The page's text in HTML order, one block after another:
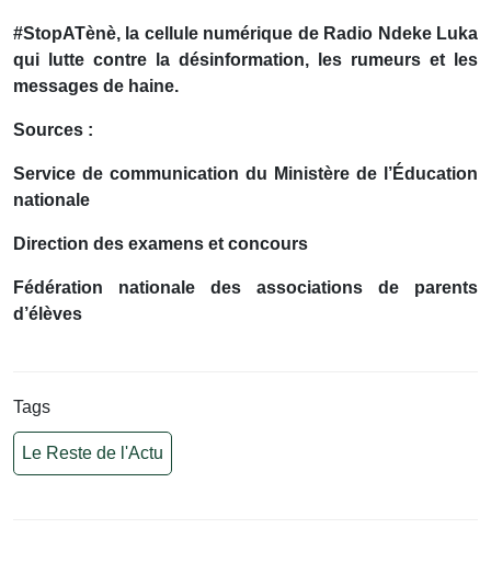
#StopATènè, la cellule numérique de Radio Ndeke Luka
qui lutte contre la désinformation, les rumeurs et les
messages de haine.
Sources :
Service de communication du Ministère de l’Éducation
nationale
Direction des examens et concours
Fédération nationale des associations de parents
d’élèves
Tags
Le Reste de l'Actu